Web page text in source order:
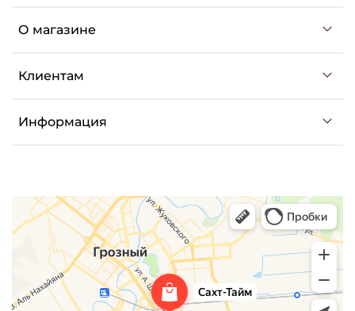
О магазине
Клиентам
Информация